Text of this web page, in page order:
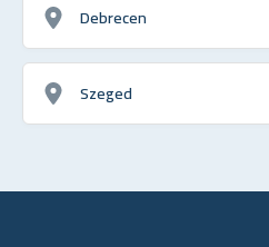
Debrecen
Szeged